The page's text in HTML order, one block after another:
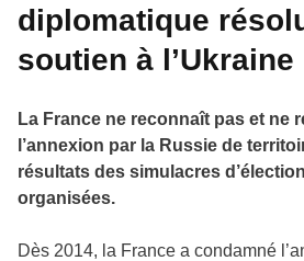
diplomatique
soutien à l’Ukraine
La France ne reconnaît pas et ne
l’annexion par la Russie de
résultats des simulacres
organisées.
Dès 2014, la France a condamné